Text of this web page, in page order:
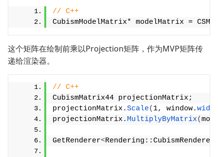
// C++
CubismModelMatrix* modelMatrix =
这个矩阵在绘制前乘以Projection矩阵，作为MVP矩阵传
递给渲染器。
// C++
CubismMatrix44 projectionMatrix;
projectionMatrix.Scale( 1, window.
projectionMatrix. MultiplyByMatrix(
GetRenderer<